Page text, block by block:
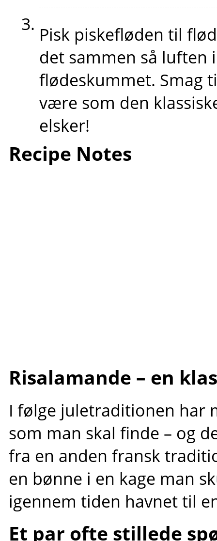
Pisk piskefløden til
det sammen så luften
flødeskummet. Smag
være som den
elsker!
Recipe Notes
Risalamande – en
I følge juletraditionen har
som man skal finde – og
fra en anden fransk
en bønne i en kage man
igennem tiden havnet til
Et par ofte stillede